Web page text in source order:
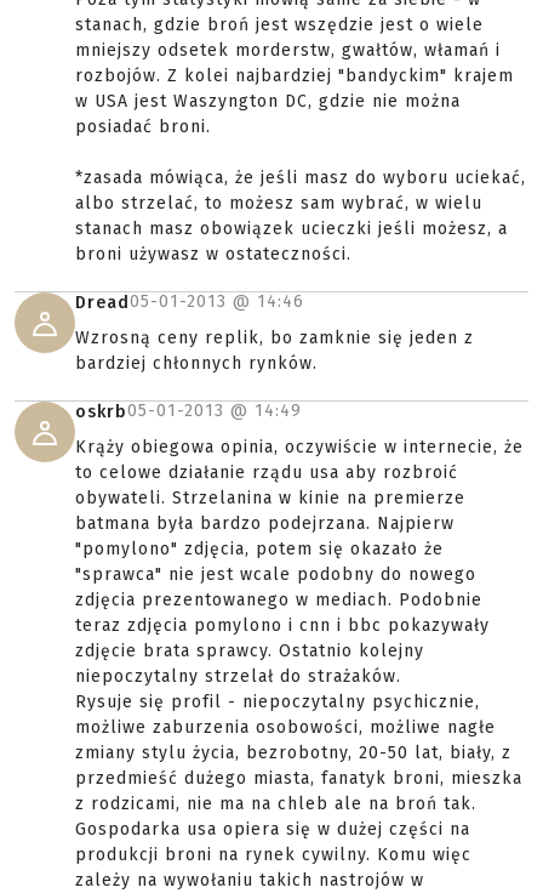
stanach, gdzie broń jest wszędzie jest o wiele
mniejszy odsetek morderstw, gwałtów, włamań i
rozbojów. Z kolei najbardziej "bandyckim" krajem
w USA jest Waszyngton DC, gdzie nie można
posiadać broni.
*zasada mówiąca, że jeśli masz do wyboru uciekać,
albo strzelać, to możesz sam wybrać, w wielu
stanach masz obowiązek ucieczki jeśli możesz, a
broni używasz w ostateczności.
Dread05-01-2013 @ 14:46
Wzrosną ceny replik, bo zamknie się jeden z
bardziej chłonnych rynków.
oskrb05-01-2013 @ 14:49
Krąży obiegowa opinia, oczywiście w internecie, że
to celowe działanie rządu usa aby rozbroić
obywateli. Strzelanina w kinie na premierze
batmana była bardzo podejrzana. Najpierw
"pomylono" zdjęcia, potem się okazało że
"sprawca" nie jest wcale podobny do nowego
zdjęcia prezentowanego w mediach. Podobnie
teraz zdjęcia pomylono i cnn i bbc pokazywały
zdjęcie brata sprawcy. Ostatnio kolejny
niepoczytalny strzelał do strażaków.
Rysuje się profil - niepoczytalny psychicznie,
możliwe zaburzenia osobowości, możliwe nagłe
zmiany stylu życia, bezrobotny, 20-50 lat, biały, z
przedmieść dużego miasta, fanatyk broni, mieszka
z rodzicami, nie ma na chleb ale na broń tak.
Gospodarka usa opiera się w dużej części na
produkcji broni na rynek cywilny. Komu więc
zależy na wywołaniu takich nastrojów w